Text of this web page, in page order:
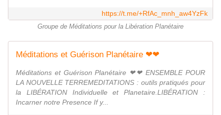
https://t.me/+RfAc_mnh_aw4YzFk
Groupe de Méditations pour la Libération Planétaire
Méditations et Guérison Planétaire ❤❤
Méditations et Guérison Planétaire ❤❤ ENSEMBLE POUR
LA NOUVELLE TERREMEDITATIONS : outils pratiqués pour
la LIBÉRATION Individuelle et Planetaire.LIBÉRATION :
Incarner notre Presence If y...